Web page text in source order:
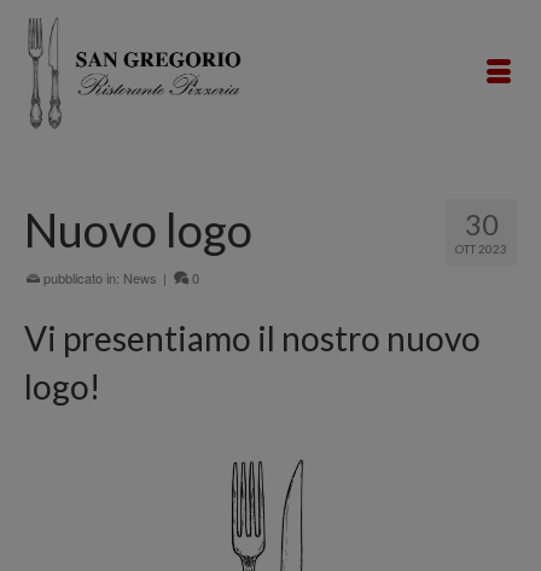
30
OTT 2023
Nuovo logo
pubblicato in: News | 0
Vi presentiamo il nostro nuovo
logo!